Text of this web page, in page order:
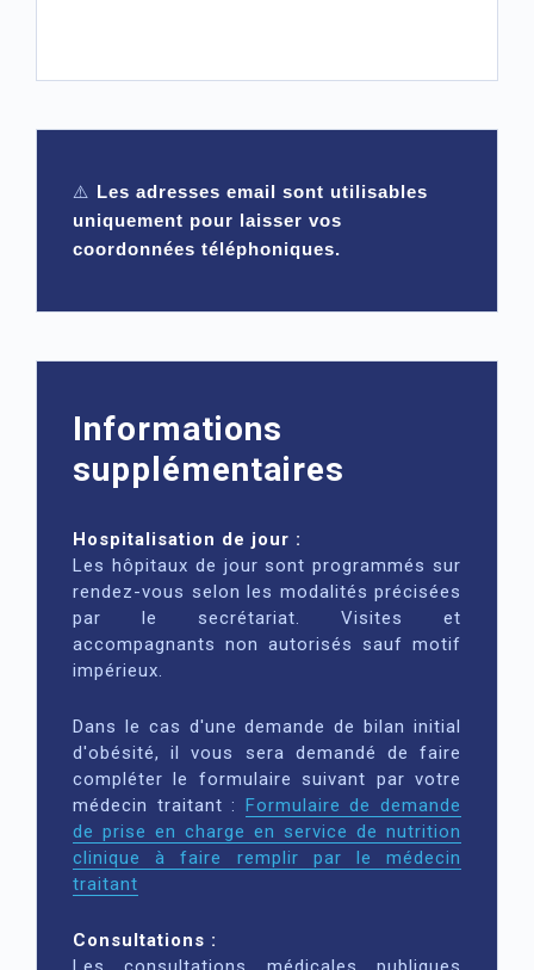
⚠️
Les adresses email sont utilisables
uniquement pour laisser vos
coordonnées téléphoniques.
Informations
supplémentaires
Hospitalisation de jour :
Les hôpitaux de jour sont programmés sur
rendez-vous selon les modalités précisées
par le secrétariat. Visites et
accompagnants non autorisés sauf motif
impérieux.
Dans le cas d'une demande de bilan initial
d'obésité, il vous sera demandé de faire
compléter le formulaire suivant par votre
médecin traitant : Formulaire de demande
de prise en charge en service de nutrition
clinique à faire remplir par le médecin
traitant
Consultations :